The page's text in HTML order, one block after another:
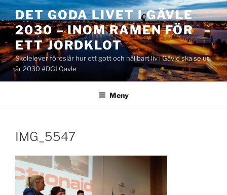
Hoppa
till
innehåll
DET GODA LIVET I GÄVLE
2030 – INOM RAMEN FÖR
ETT JORDKLOT
Skolelever föreslår hur ett gott och hållbart liv i Gävle ska se ut
år 2030 #DGLGavle
Meny
IMG_5547